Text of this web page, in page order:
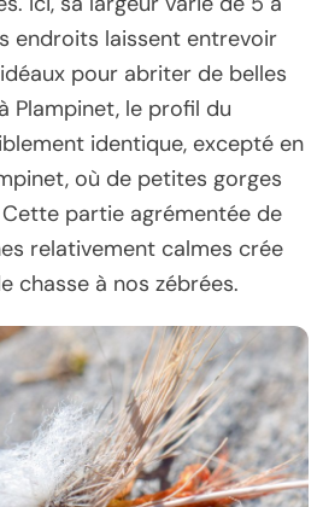
endroits laissent entrevoir
pour abriter de belles
Plampinet, le profil du
identique, excepté en
où de petites gorges
partie agrémentée de
relativement calmes crée
chasse à nos zébrées.